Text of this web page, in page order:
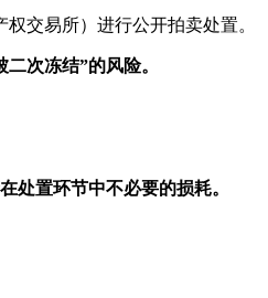
交易所）进行公开拍卖处置。
次冻结”的风险。
处置环节中不必要的损耗。